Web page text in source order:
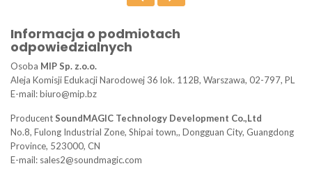
Informacja o podmiotach
odpowiedzialnych
Osoba MIP Sp. z.o.o.
Aleja Komisji Edukacji Narodowej 36 lok. 112B, Warszawa, 02-797, PL
E-mail: biuro@mip.bz
ProducentSoundMAGIC Technology Development Co.,Ltd
No.8, Fulong Industrial Zone, Shipai town,, Dongguan City, Guangdong
Province, 523000, CN
E-mail: sales2@soundmagic.com